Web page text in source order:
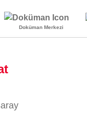
Doküman Merkezi